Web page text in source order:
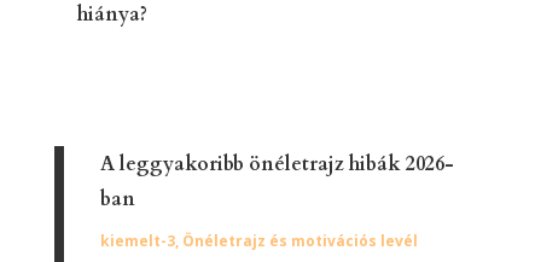
hiánya?
A leggyakoribb önéletrajz hibák 2026-
ban
kiemelt-3, Önéletrajz és motivációs levél